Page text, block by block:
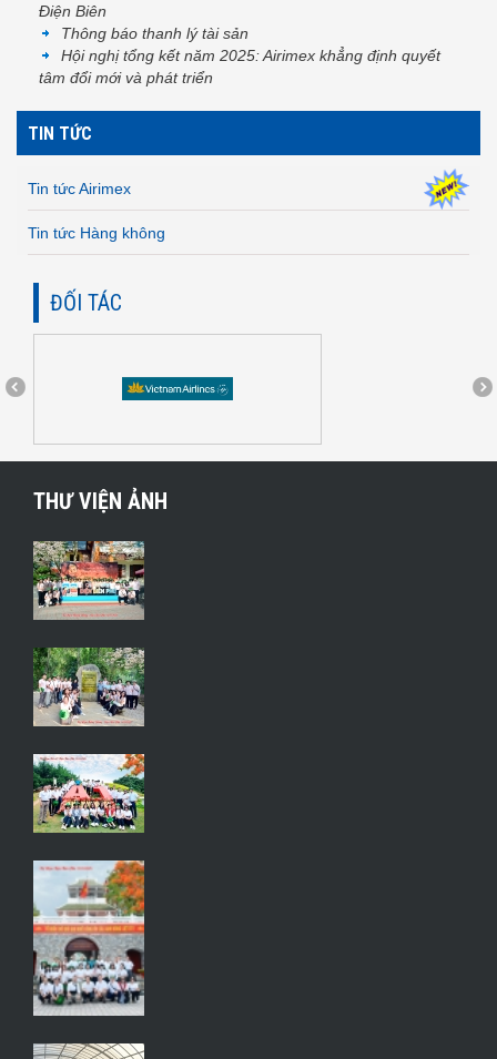
Điện Biên
Thông báo thanh lý tài sản
Hội nghị tổng kết năm 2025: Airimex khẳng định quyết
tâm đổi mới và phát triển
TIN TỨC
Tin tức Airimex
Tin tức Hàng không
ĐỐI TÁC
THƯ VIỆN ẢNH